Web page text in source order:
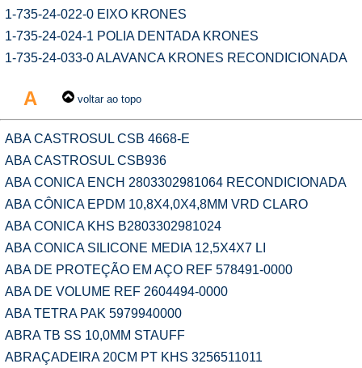
1-735-24-022-0 EIXO KRONES
1-735-24-024-1 POLIA DENTADA KRONES
1-735-24-033-0 ALAVANCA KRONES RECONDICIONADA
A voltar ao topo
ABA CASTROSUL CSB 4668-E
ABA CASTROSUL CSB936
ABA CONICA ENCH 2803302981064 RECONDICIONADA
ABA CÔNICA EPDM 10,8X4,0X4,8MM VRD CLARO
ABA CONICA KHS B2803302981024
ABA CONICA SILICONE MEDIA 12,5X4X7 LI
ABA DE PROTEÇÃO EM AÇO REF 578491-0000
ABA DE VOLUME REF 2604494-0000
ABA TETRA PAK 5979940000
ABRA TB SS 10,0MM STAUFF
ABRAÇADEIRA 20CM PT KHS 3256511011